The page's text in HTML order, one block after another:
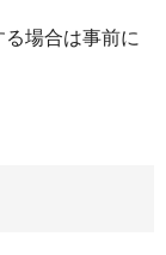
場合は事前に